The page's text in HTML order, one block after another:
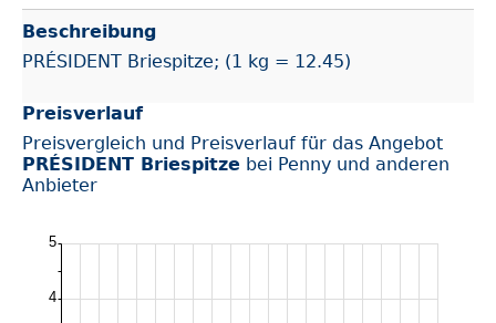
Beschreibung
PRÉSIDENT Brie­spitze; (1 kg = 12.45)
Preisverlauf
Preisvergleich und Preisverlauf für das Angebot
PRÉSIDENT Brie­spitze bei Penny und anderen
Anbieter